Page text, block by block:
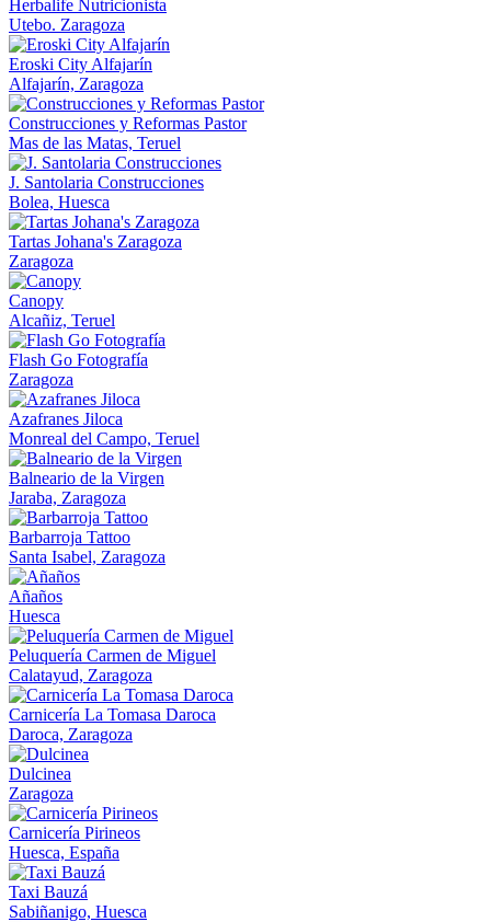
Herbalife Nutricionista
Utebo. Zaragoza
Eroski City Alfajarín
Alfajarín, Zaragoza
Construcciones y Reformas Pastor
Mas de las Matas, Teruel
J. Santolaria Construcciones
Bolea, Huesca
Tartas Johana's Zaragoza
Zaragoza
Canopy
Alcañiz, Teruel
Flash Go Fotografía
Zaragoza
Azafranes Jiloca
Monreal del Campo, Teruel
Balneario de la Virgen
Jaraba, Zaragoza
Barbarroja Tattoo
Santa Isabel, Zaragoza
Añaños
Huesca
Peluquería Carmen de Miguel
Calatayud, Zaragoza
Carnicería La Tomasa Daroca
Daroca, Zaragoza
Dulcinea
Zaragoza
Carnicería Pirineos
Huesca, España
Taxi Bauzá
Sabiñanigo, Huesca